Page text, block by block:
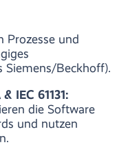
Prozesse und
Siemens/Beckhoff).
IEC 61131:
die Software
und nutzen